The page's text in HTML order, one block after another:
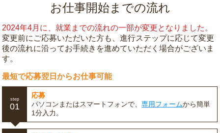
お仕事開始までの流れ
2024年4月に、就業までの流れの一部が変更となりました。
変更前にご応募いただいた方も、進行ステップに応じて変更
後の流れに沿ってお手続きを進めていただく場合がございま
す。
最短で応募翌日からお仕事可能
step
01
応募
パソコンまたはスマートフォンで、専用フォームから簡単
1分入力。